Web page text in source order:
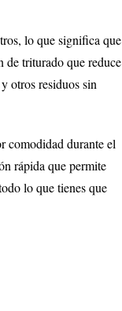
lo que significa que
de triturado que reduce
otros residuos sin
comodidad durante el
rápida que permite
lo que tienes que